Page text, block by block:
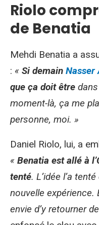
Riolo
de Benatia
Mehdi Benatia a
: « Si demain Nasser
que ça doit être
moment-là, ça me
personne, moi. »
Daniel Riolo, lui, a
« Benatia est allé à
tenté. L’idée l’a
nouvelle expérience.
envie d’y retourner